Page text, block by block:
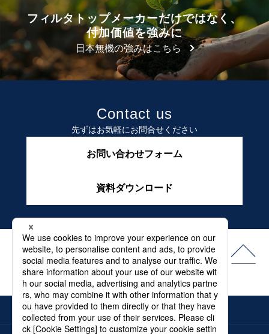
フィルタトップメーカーだけではなく、
付加価値を強みに
日本無機の強みはこちら
Contact us
先ずはお気軽にお問合せください
お問い合わせフォーム
資料ダウンロード
よくある質問 最新情報